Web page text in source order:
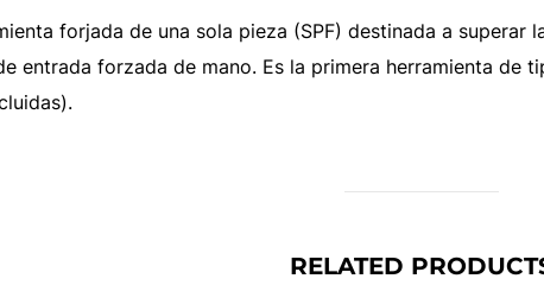
forjada de una sola pieza (SPF) destinada a superar
entrada forzada de mano. Es la primera herramienta de
RELATED